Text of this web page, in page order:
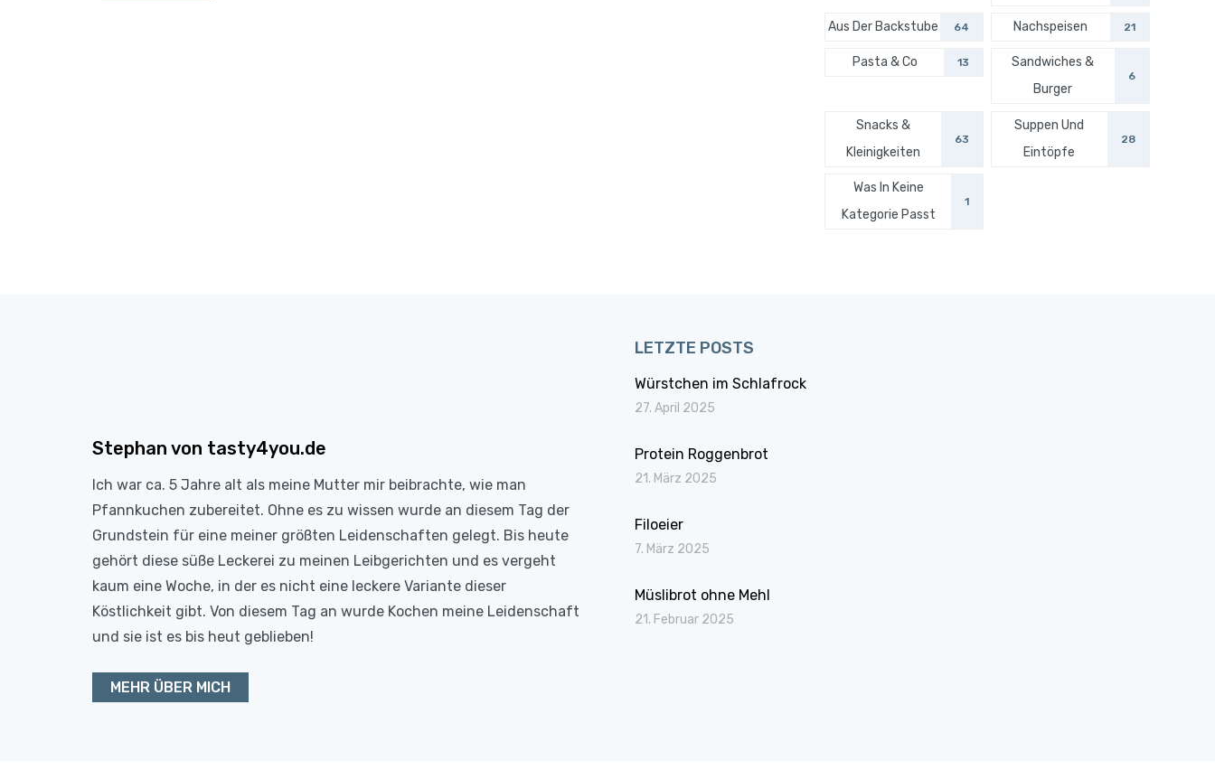
Aus Der Backstube 64 Nachspeisen 21
Pasta & Co 13
Sandwiches &
Burger
6
Snacks &
Kleinigkeiten
63
Suppen Und
Eintöpfe
28
Was In Keine
Kategorie Passt
1
Stephan von tasty4you.de
Ich war ca. 5 Jahre alt als meine Mutter mir beibrachte, wie man
Pfannkuchen zubereitet. Ohne es zu wissen wurde an diesem Tag der
Grundstein für eine meiner größten Leidenschaften gelegt. Bis heute
gehört diese süße Leckerei zu meinen Leibgerichten und es vergeht
kaum eine Woche, in der es nicht eine leckere Variante dieser
Köstlichkeit gibt. Von diesem Tag an wurde Kochen meine Leidenschaft
und sie ist es bis heut geblieben!
MEHR ÜBER MICH
LETZTE POSTS
Würstchen im Schlafrock
27. April 2025
Protein Roggenbrot
21. März 2025
Filoeier
7. März 2025
Müslibrot ohne Mehl
21. Februar 2025